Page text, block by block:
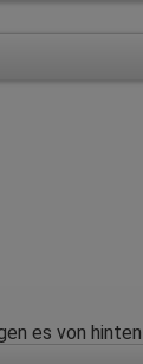
es von